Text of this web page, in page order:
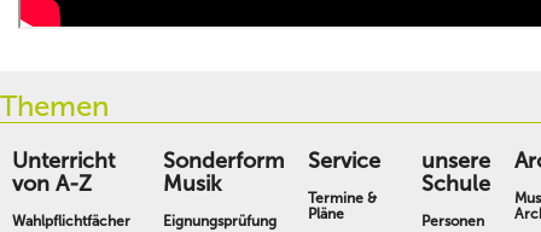
Themen
Unterricht
von A-Z
Wahlpflichtfächer
Sonderform
Musik
Eignungsprüfung
Service
Termine &
Pläne
unsere
Schule
Personen